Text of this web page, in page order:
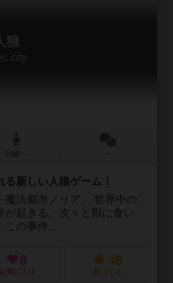
狼
city
新しい人狼ゲーム！
法都市ノリア。 世界中の
が起きる。次々と獣に食い
この事件...
8
お気に入り
48
持ってる